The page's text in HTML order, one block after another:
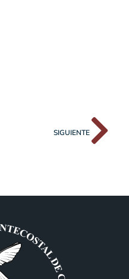
SIGUIENTE